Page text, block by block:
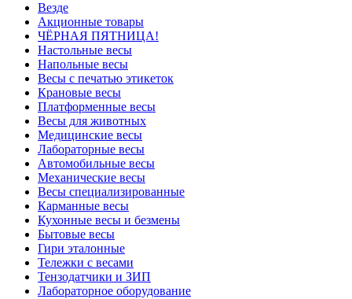
Везде
Акционные товары
ЧЁРНАЯ ПЯТНИЦА!
Настольные весы
Напольные весы
Весы с печатью этикеток
Крановые весы
Платформенные весы
Весы для животных
Медицинские весы
Лабораторные весы
Автомобильные весы
Механические весы
Весы специализированные
Карманные весы
Кухонные весы и безмены
Бытовые весы
Гири эталонные
Тележки с весами
Тензодатчики и ЗИП
Лабораторное оборудование